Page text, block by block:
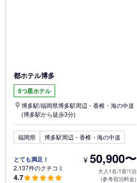
都ホテル博多
5つ星ホテル
博多駅/福岡県博多駅周辺・香椎・海の中道
(博多駅から徒歩3分)
福岡県 博多駅周辺・香椎・海の中道
とても満足！
2,137件のクチコミ
4.7
¥50,900〜
大人1名/1室/1泊
(参考宿泊料金)